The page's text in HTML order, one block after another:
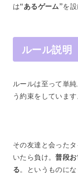
は“あるゲーム”を
ルール説明
ルールは至って単
う約束をしています
その友達と会った
いたら負け。普段
る。というものに